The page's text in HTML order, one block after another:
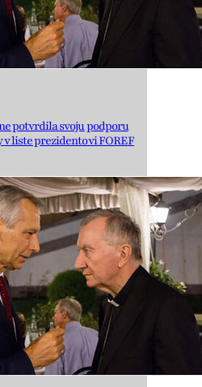
potvrdila svoju podporu
v liste prezidentovi FOREF